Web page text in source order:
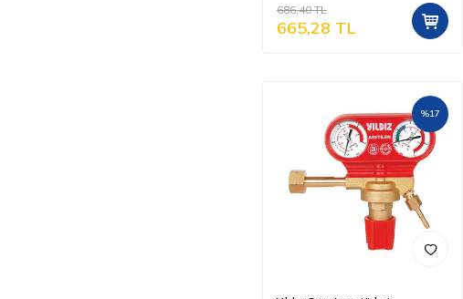
686,40TL
665,28 TL
%17